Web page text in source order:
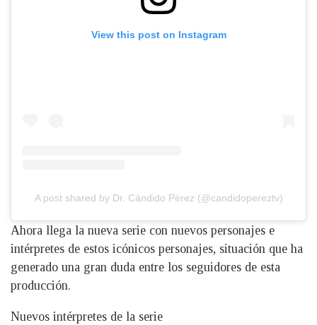
View this post on Instagram
A post shared by Dr. Cándido Pérez (@candidopereztv)
Ahora llega la nueva serie con nuevos personajes e
intérpretes de estos icónicos personajes, situación que ha
generado una gran duda entre los seguidores de esta
producción.
Nuevos intérpretes de la serie